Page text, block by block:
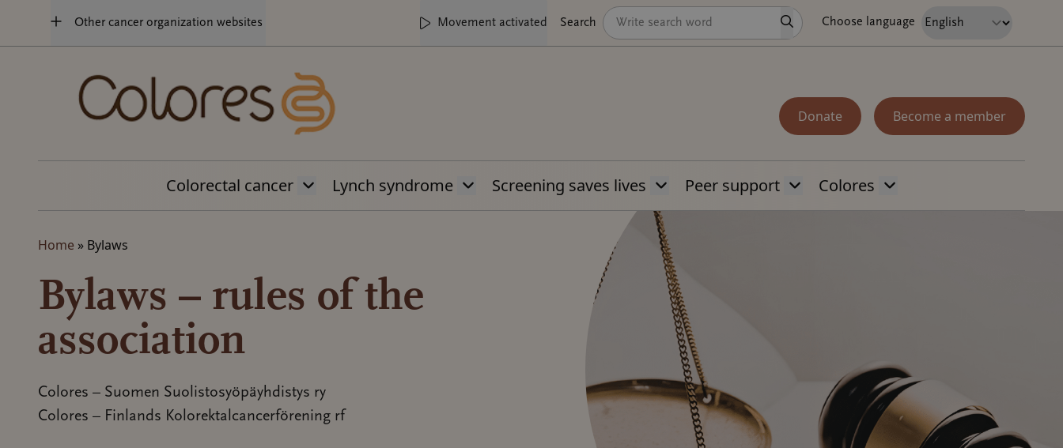
content
Other cancer organization websites Movement activated Search SearchChoose language
Donate Become a member
Colorectal cancer Lynch syndrome Screening saves lives Peer support Colores
Home » Bylaws
Bylaws – rules of the
association
Colores – Suomen Suolistosyöpäyhdistys ry
Colores – Finlands Kolorektalcancerförening rf